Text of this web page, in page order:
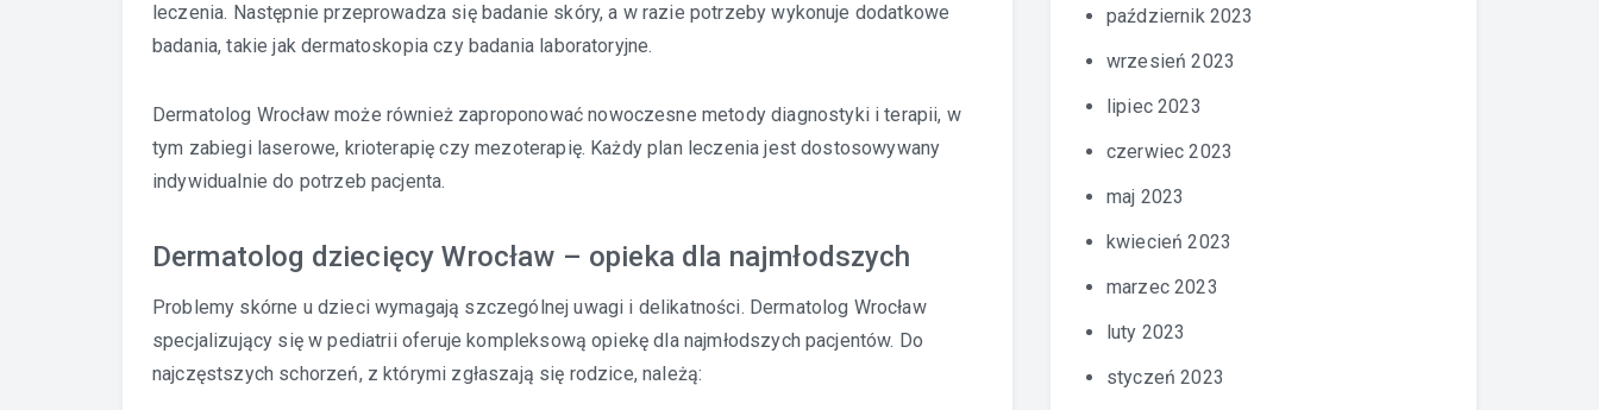
leczenia. Następnie przeprowadza się badanie skóry, a w razie potrzeby wykonuje dodatkowe
badania, takie jak dermatoskopia czy badania laboratoryjne.
Dermatolog Wrocław może również zaproponować nowoczesne metody diagnostyki i terapii, w
tym zabiegi laserowe, krioterapię czy mezoterapię. Każdy plan leczenia jest dostosowywany
indywidualnie do potrzeb pacjenta.
Dermatolog dziecięcy Wrocław – opieka dla najmłodszych
Problemy skórne u dzieci wymagają szczególnej uwagi i delikatności. Dermatolog Wrocław
specjalizujący się w pediatrii oferuje kompleksową opiekę dla najmłodszych pacjentów. Do
najczęstszych schorzeń, z którymi zgłaszają się rodzice, należą:
październik 2023
wrzesień 2023
lipiec 2023
czerwiec 2023
maj 2023
kwiecień 2023
marzec 2023
luty 2023
styczeń 2023